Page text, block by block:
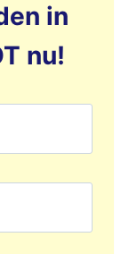
in
nu!